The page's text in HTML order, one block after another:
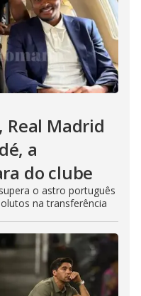
Real Madrid
a
do clube
o astro português
na transferência